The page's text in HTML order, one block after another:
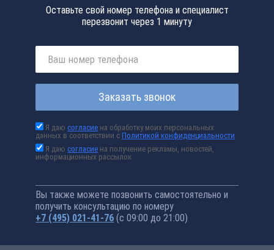
Оставьте свой номер телефона и специалист
перезвонит через 1 минуту
Заказать звонок
Я даюсогласие на обработку моих персональных
данных в соответствии сПолитикой конфиденциальности
Я даюсогласие на получение рекламы, новостей,
информационных рассылок
Вы также можете позвонить самостоятельно и
получить консультацию по номеру
+7 (495) 021-41-76 (с 09:00 до 21:00)